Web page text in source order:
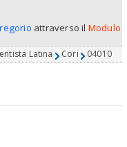
attraverso il Modulo
Latina Cori 04010